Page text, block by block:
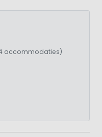
accommodaties)